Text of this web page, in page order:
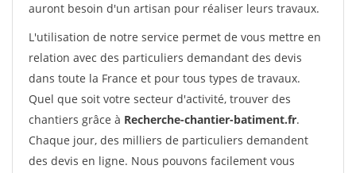
auront besoin d'un artisan pour réaliser leurs travaux.
L'utilisation de notre service permet de vous mettre en
relation avec des particuliers demandant des devis
dans toute la France et pour tous types de travaux.
Quel que soit votre secteur d'activité, trouver des
chantiers grâce à Recherche-chantier-batiment.fr.
Chaque jour, des milliers de particuliers demandent
des devis en ligne. Nous pouvons facilement vous